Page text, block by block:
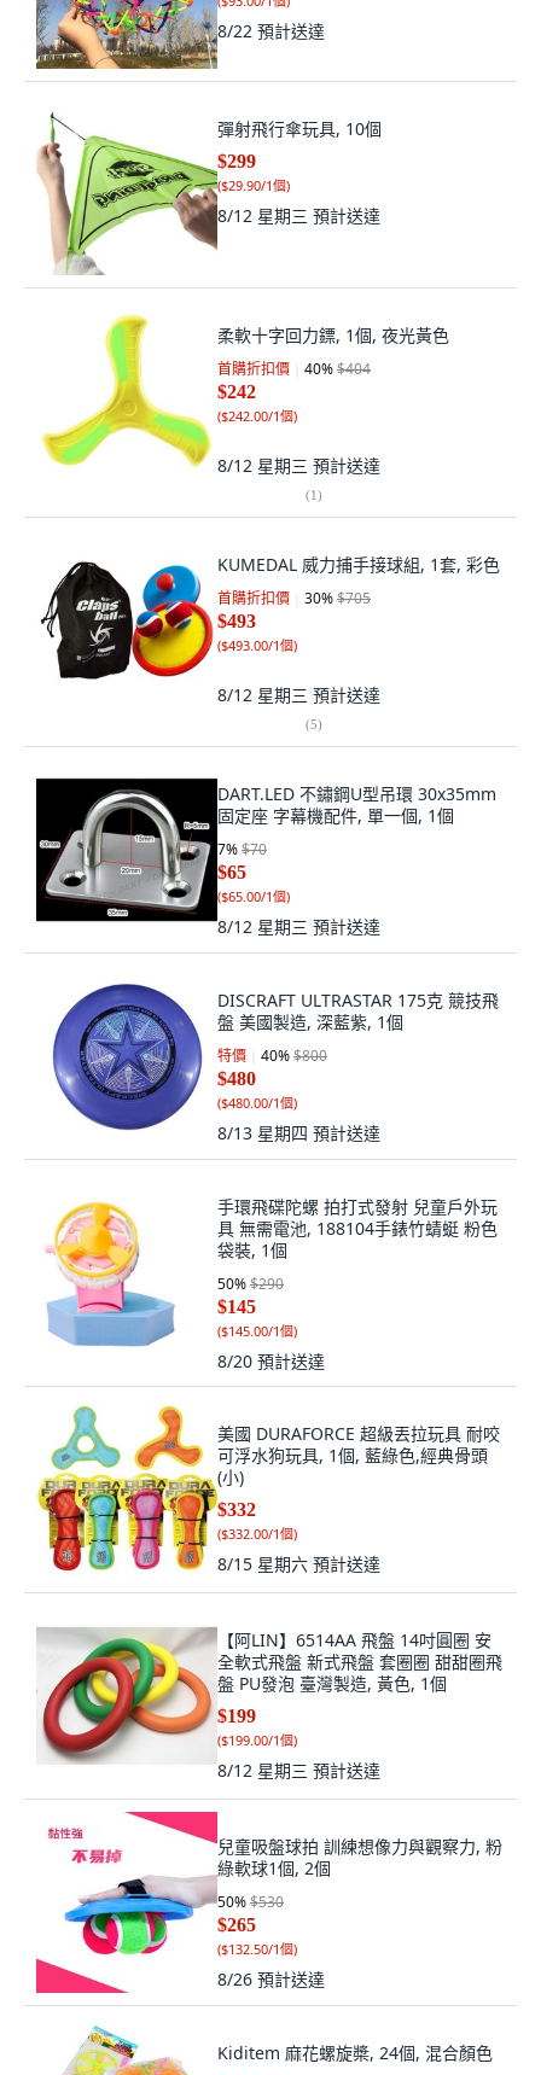
8/22 預計送達
彈射飛行傘玩具, 10個
$299
($29.90/1個)
8/12 星期三 預計送達
柔軟十字回力鏢, 1個, 夜光黃色
首購折扣價 40%$404
$242
($242.00/1個)
8/12 星期三 預計送達
(1)
KUMEDAL 威力捕手接球組, 1套, 彩色
首購折扣價 30%$705
$493
($493.00/1個)
8/12 星期三 預計送達
(5)
DART.LED 不鏽鋼U型吊環 30x35mm
固定座 字幕機配件, 單一個, 1個
7%$70
$65
($65.00/1個)
8/12 星期三 預計送達
DISCRAFT ULTRASTAR 175克 競技飛
盤 美國製造, 深藍紫, 1個
特價 40%$800
$480
($480.00/1個)
8/13 星期四 預計送達
手環飛碟陀螺 拍打式發射 兒童戶外玩
具 無需電池, 188104手錶竹蜻蜓 粉色
袋裝, 1個
50%$290
$145
($145.00/1個)
8/20 預計送達
美國 DURAFORCE 超級丟拉玩具 耐咬
可浮水狗玩具, 1個, 藍綠色,經典骨頭
(小)
$332
($332.00/1個)
8/15 星期六 預計送達
【阿LIN】6514AA 飛盤 14吋圓圈 安
全軟式飛盤 新式飛盤 套圈圈 甜甜圈飛
盤 PU發泡 臺灣製造, 黃色, 1個
$199
($199.00/1個)
8/12 星期三 預計送達
兒童吸盤球拍 訓練想像力與觀察力, 粉
綠軟球1個, 2個
50%$530
$265
($132.50/1個)
8/26 預計送達
Kiditem 麻花螺旋槳, 24個, 混合顏色